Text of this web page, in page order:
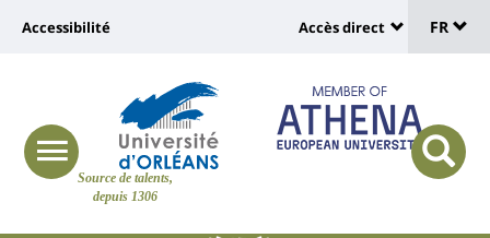
Site
Source de talents,
depuis 1306
responsive
menu
button
Université
vers
page
accessibilité
Accessibilité
:
Shortcut
links
Accès direct
de
FR